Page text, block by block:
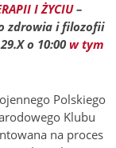
I ŻYCIU–
zdrowia i filozofii
o 10:00 w tym
Polskiego
Klubu
na proces